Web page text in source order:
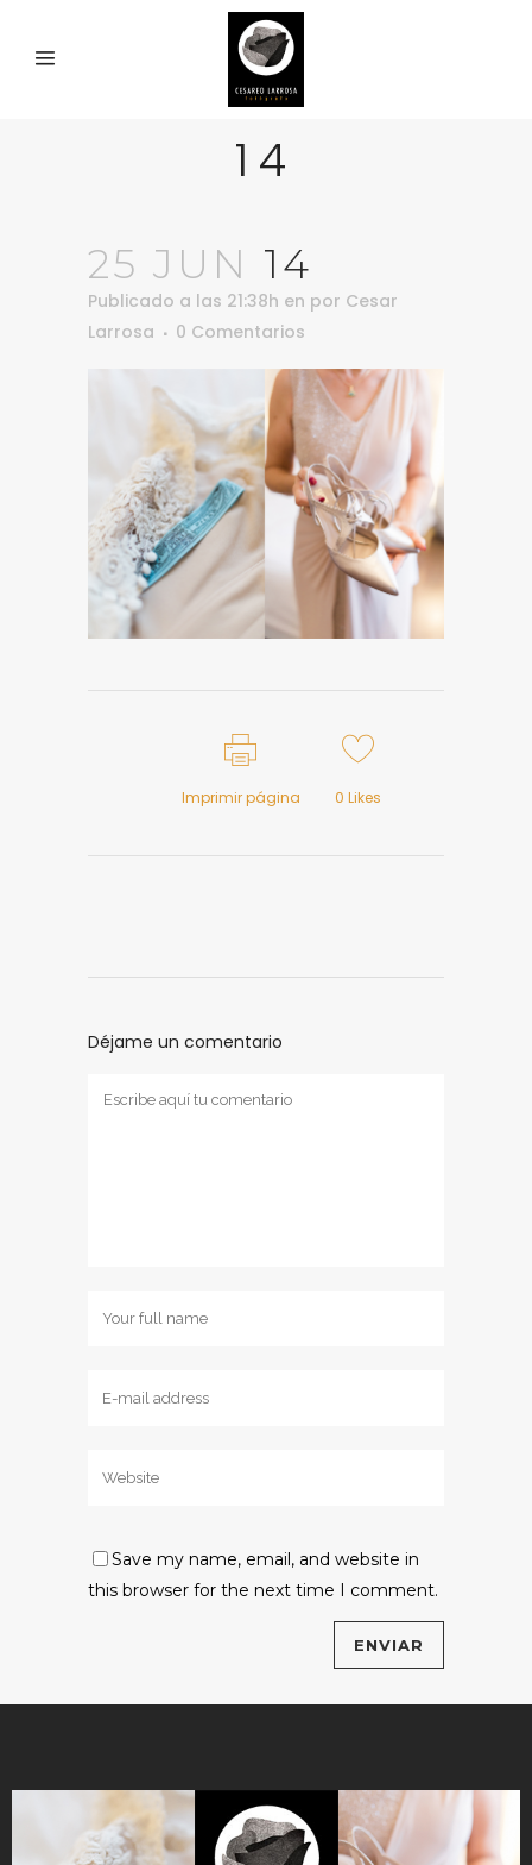
14
25 JUN 14
Publicado a las 21:38h en por Cesar
Larrosa
0 Comentarios
Imprimir página 0 Likes
Déjame un comentario
Save my name, email, and website in
this browser for the next time I comment.